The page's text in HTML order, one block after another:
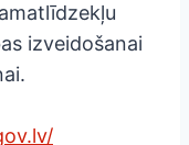
izveidošanai